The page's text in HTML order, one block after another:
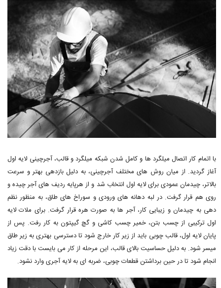
با اتمام کار اتصال میلگرد ها و کامل شدن شبکه میلگرد و قالب، آجرچینی لایه اول
آغاز گردید. از میان روش های مختلف آجرچینی، به دلیل بازدهی بهتر و سرعت
بالاتر، چیدمان عمودی برای لایه اول انتخاب شد و از هرپایه ردیف های آجر چیده و
روی هم قرار گرفت. در لبه دهانه های ورودی و سوراخ های طاق، به منظور نظم
دهی به چیدمان و زیبایی کار، آجر ها به صورت هره قرار گرفت. برای ملات لایه
اول ترکیبی از چسب بتن، خمیر چسب کاشی و گچ گیپتون به کار رفت. پس از
پایان لایه اول، قالب چوبی باید از زیر کار خارج شود تا دسترسی بهتری به زیر طاق
میسر شود. به دلیل حساسیت بالای قالب، این مرحله از کار می بایست با دقت زیاد
انجام شود تا در حین برداشتن قطعات چوبی، ضربه ای به لایه آجری وارد نشود.